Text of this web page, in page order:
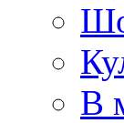
В